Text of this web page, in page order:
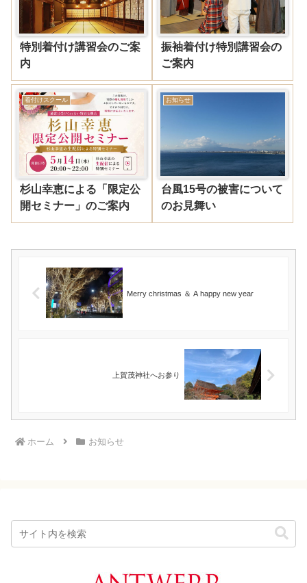
特別着付け講習会のご案
内
振袖着付け特別講習会の
ご案内
着付けスクール
杉山幸恵による「限定公
開セミナー」のご案内
お知らせ
台風15号の被害について
のお見舞い
Merry christmas ＆ A happy new year
上賀茂神社へお参り
ホーム お知らせ